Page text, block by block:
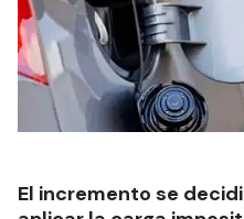
El incremento se